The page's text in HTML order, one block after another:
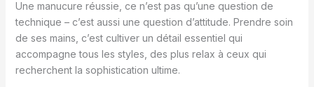
Une manucure réussie, ce n’est pas qu’une question de
technique – c’est aussi une question d’attitude. Prendre soin
de ses mains, c’est cultiver un détail essentiel qui
accompagne tous les styles, des plus relax à ceux qui
recherchent la sophistication ultime.